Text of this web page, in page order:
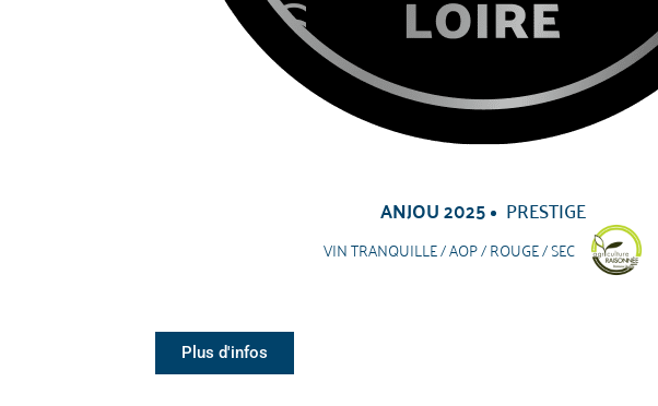
ANJOU 2025 PRESTIGE
VIN TRANQUILLE / AOP / ROUGE / SEC
Plus d'infos